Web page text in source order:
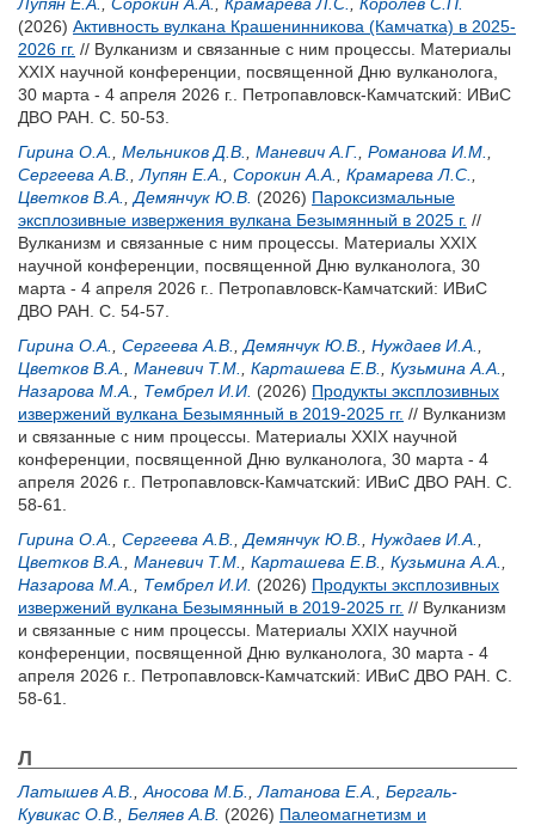
(2026) Активность вулкана Крашенинникова (Камчатка) в 2025-
2026 гг. // Вулканизм и связанные с ним процессы. Материалы
XXIX научной конференции, посвященной Дню вулканолога,
30 марта - 4 апреля 2026 г.. Петропавловск-Камчатский: ИВиС
ДВО РАН. С. 50-53.
Гирина О.А.
Мельников Д.В. Маневич А.Г. Романова И.М.
Сергеева А.В.
Лупян Е.А. Сорокин А.А. Крамарева Л.С.
Цветков В.А.
Демянчук Ю.В. (2026) Пароксизмальные
эксплозивные извержения вулкана Безымянный в 2025 г. //
Вулканизм и связанные с ним процессы. Материалы XXIX
научной конференции, посвященной Дню вулканолога, 30
марта - 4 апреля 2026 г.. Петропавловск-Камчатский: ИВиС
ДВО РАН. С. 54-57.
Гирина О.А.
Сергеева А.В. Демянчук Ю.В. Нуждаев И.А.
Цветков В.А.
Маневич Т.М. Карташева Е.В. Кузьмина А.А.
Назарова М.А.
Тембрел И.И. (2026) Продукты эксплозивных
извержений вулкана Безымянный в 2019-2025 гг. // Вулканизм
и связанные с ним процессы. Материалы XXIX научной
конференции, посвященной Дню вулканолога, 30 марта - 4
апреля 2026 г.. Петропавловск-Камчатский: ИВиС ДВО РАН. С.
58-61.
Гирина О.А.
Сергеева А.В. Демянчук Ю.В. Нуждаев И.А.
Цветков В.А.
Маневич Т.М. Карташева Е.В. Кузьмина А.А.
Назарова М.А.
Тембрел И.И. (2026) Продукты эксплозивных
извержений вулкана Безымянный в 2019-2025 гг. // Вулканизм
и связанные с ним процессы. Материалы XXIX научной
конференции, посвященной Дню вулканолога, 30 марта - 4
апреля 2026 г.. Петропавловск-Камчатский: ИВиС ДВО РАН. С.
58-61.
Л
Латышев А.В. Аносова М.Б. Латанова Е.А.
Бергаль-
Кувикас О.В.
Беляев А.В. (2026) Палеомагнетизм и